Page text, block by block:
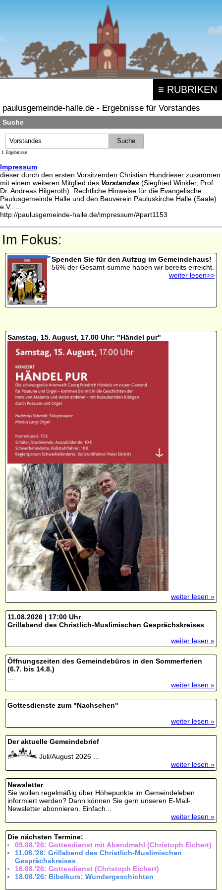
≡ RUBRIKEN
paulusgemeinde-halle.de - Ergebnisse für Vorstandes
Suche
1 Ergebnisse
Impressum
dieser durch den ersten Vorsitzenden Christian Hundrieser zusammen
mit einem weiteren Mitglied des Vorstandes (Siegfried Winkler, Prof.
Dr. Andreas Hilgeroth). Rechtliche Hinweise für die Evangelische
Paulusgemeinde Halle und den Bauverein Pauluskirche Halle (Saale)
e.V.: ...
http://paulusgemeinde-halle.de/impressum/#part1153
Im Fokus:
Spenden Sie für den Aufzug im Gemeindehaus!
56% der Gesamt-summe haben wir bereits erreicht.
weiter lesen>>
Samstag, 15. August, 17.00 Uhr: "Händel pur"
weiter lesen »
11.08.2026 | 17:00 Uhr
Grillabend des Christlich-Muslimischen Gesprächskreises
weiter lesen »
Öffnungszeiten des Gemeindebüros in den Sommerferien
(6.7. bis 14.8.)
weiter lesen »
Gottesdienste zum "Nachsehen"
weiter lesen »
Der aktuelle Gemeindebrief
Juli/August 2026 ...
weiter lesen »
Newsletter
Sie wollen regelmäßig über Höhepunkte im Gemeindeleben
informiert werden? Dann können Sie gern unseren E-Mail-
Newsletter abonnieren. Einfach...
weiter lesen »
Die nächsten Termine:
09.08.'26: Gottesdienst mit Abendmahl (Christoph Eichert)
11.08.'26: Grillabend des Christlich-Muslimischen
Gesprächskreises
16.08.'26: Gottesdienst (Christoph Eichert)
18.08.'26: Bibelkurs: Wundergeschichten